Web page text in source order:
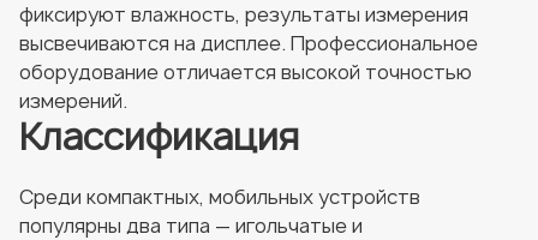
фиксируют влажность, результаты измерения
высвечиваются на дисплее. Профессиональное
оборудование отличается высокой точностью
измерений.
Классификация
Среди компактных, мобильных устройств
популярны два типа — игольчатые и